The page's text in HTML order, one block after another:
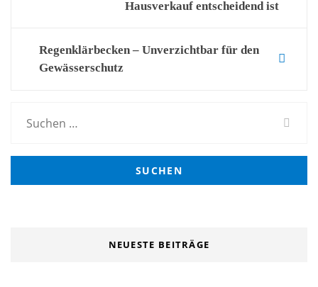
navigationHausverkauf entscheidend ist
Regenklärbecken – Unverzichtbar für den
Gewässerschutz
NEUESTE BEITRÄGE